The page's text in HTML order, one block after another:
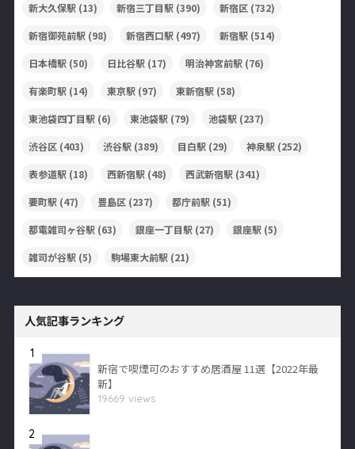
新大久保駅(13) 新宿三丁目駅(390) 新宿区(732)
新宿御苑前駅(98) 新宿西口駅(497) 新宿駅(514)
日本橋駅(50) 日比谷駅(17) 明治神宮前駅(76)
有楽町駅(14) 東京駅(97) 東新宿駅(58)
東池袋四丁目駅(6) 東池袋駅(79) 池袋駅(237)
渋谷区(403) 渋谷駅(389) 目白駅(29) 神泉駅(252)
表参道駅(18) 西新宿駅(48) 西武新宿駅(341)
要町駅(47) 豊島区(237) 都庁前駅(51)
都電雑司ヶ谷駅(63) 銀座一丁目駅(27) 銀座駅(5)
雑司が谷駅(5) 駒場東大前駅(21)
人気記事ランキング
1
新宿で喫煙可のおすすめ居酒屋 11選【2022年最
新】
19669 views
2